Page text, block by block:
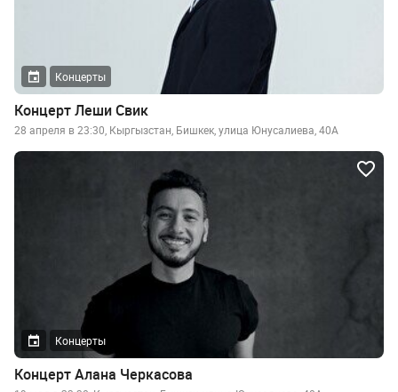
Концерты
Концерт Леши Свик
28 апреля в 23:30, Кыргызстан, Бишкек, улица Юнусалиева, 40А
Концерты
Концерт Алана Черкасова